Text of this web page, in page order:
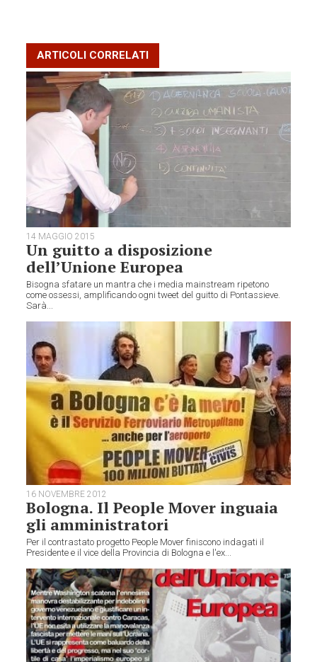
ARTICOLI CORRELATI
14 MAGGIO 2015
Un guitto a disposizione
dell’Unione Europea
Bisogna sfatare un mantra che i media mainstream ripetono
come ossessi, amplificando ogni tweet del guitto di Pontassieve.
Sarà...
16 NOVEMBRE 2012
Bologna. Il People Mover inguaia
gli amministratori
Per il contrastato progetto People Mover finiscono indagati il
Presidente e il vice della Provincia di Bologna e l'ex...